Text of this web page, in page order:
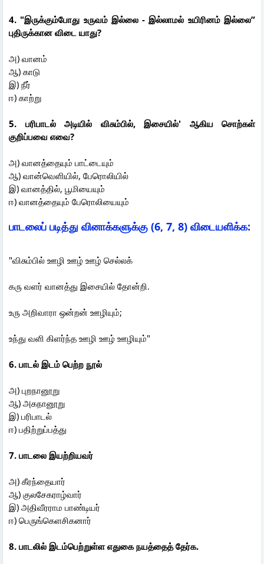
4. "இருக்கும்போது உருவம் இல்லை - இல்லாமல் உயிரினம் இல்லை”
புதிருக்கான விடை யாது?
அ) வானம்
ஆ) காடு
இ) நீர்
ஈ) காற்று
5. பரிபாடல் அடியில் விசும்பில், இசையில்' ஆகிய சொற்கள்
குறிப்பவை எவை?
அ) வானத்தையும் பாட்டையும்
ஆ) வான்வெளியில், பேரொலியில்
இ) வானத்தில், பூமியையும்
ஈ) வானத்தையும் பேரொலியையும்
பாடலைப் படித்து வினாக்களுக்கு (6, 7, 8) விடையளிக்க:
"விசும்பில் ஊழி ஊழ் ஊழ் செல்லக்
கரு வளர் வானத்து இசையில் தோன்றி.
உரு அறிவாரா ஒன்றன் ஊழியும்;
உந்து வளி கிளர்ந்த ஊழி ஊழ் ஊழியும்"
6. பாடல் இடம் பெற்ற நூல்
அ) புறநானூறு
ஆ) அகநானூறு
இ) பரிபாடல்
ஈ) பதிற்றுப்பத்து
7. பாடலை இயற்றியவர்
அ) கீரந்தையார்
ஆ) குலசேகராழ்வார்
இ) அதிவீரராம பாண்டியர்
ஈ) பெருங்கெளசிகனார்
8. பாடலில் இடம்பெற்றுள்ள எதுகை நயத்தைத் தேர்க.